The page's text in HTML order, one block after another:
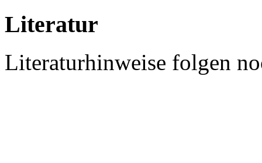
Literatur
Literaturhinweise folgen